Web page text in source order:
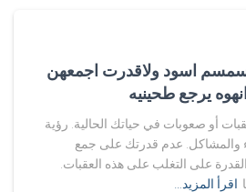
اسود ولاقدرت اجمعهن
يرجع طحينيه
أو صعوبات في حياتك الحالية. رؤية
والمشاكل. عدم قدرتك على جمع
على التغلب على هذه العقبات.
اقرأ المزيد…